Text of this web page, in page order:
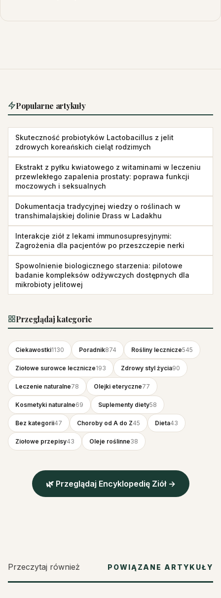
Popularne artykuły
Skuteczność probiotyków Lactobacillus z jelit
zdrowych koreańskich cieląt rodzimych
Ekstrakt z pyłku kwiatowego z witaminami w leczeniu
przewlekłego zapalenia prostaty: poprawa funkcji
moczowych i seksualnych
Dokumentacja tradycyjnej wiedzy o roślinach w
transhimalajskiej dolinie Drass w Ladakhu
Interakcje ziół z lekami immunosupresyjnymi:
Zagrożenia dla pacjentów po przeszczepie nerki
Spowolnienie biologicznego starzenia: pilotowe
badanie kompleksów odżywczych dostępnych dla
mikrobioty jelitowej
Przeglądaj kategorie
Ciekawostki1130 Poradnik874 Rośliny lecznicze545
Ziołowe surowce lecznicze193 Zdrowy styl życia90
Leczenie naturalne78 Olejki eteryczne77
Kosmetyki naturalne69 Suplementy diety58
Bez kategorii47 Choroby od A do Z45 Dieta43
Ziołowe przepisy43 Oleje roślinne38
🌿 Przeglądaj Encyklopedię Ziół →
Przeczytaj również POWIĄZANE ARTYKUŁY